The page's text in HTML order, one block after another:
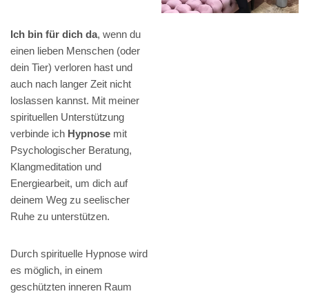
Ich bin für dich da, wenn du
einen lieben Menschen (oder
dein Tier) verloren hast und
auch nach langer Zeit nicht
loslassen kannst. Mit meiner
spirituellen Unterstützung
verbinde ich Hypnose mit
Psychologischer Beratung,
Klangmeditation und
Energiearbeit, um dich auf
deinem Weg zu seelischer
Ruhe zu unterstützen.
Durch spirituelle Hypnose wird
es möglich, in einem
geschützten inneren Raum